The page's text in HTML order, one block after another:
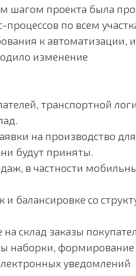
шагом проекта была
процессов по всем
к автоматизации, и
изменение
транспортной
на производство для
будут приняты.
в частности
балансировке со
склад заказы
наборки, формирование
уведомлений